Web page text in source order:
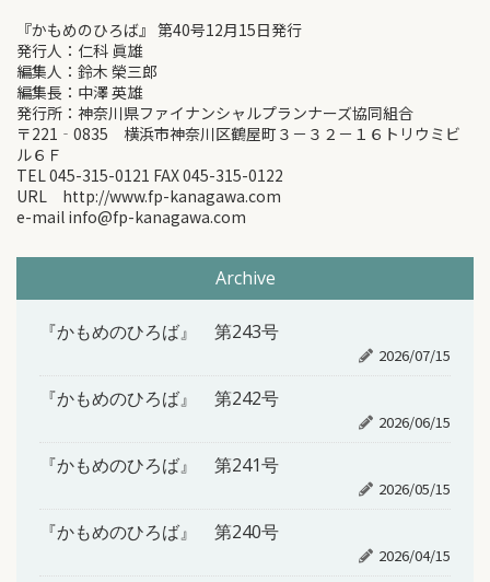
『かもめのひろば』 第40号12月15日発行
発行人：仁科 眞雄
編集人：鈴木 榮三郎
編集長：中澤 英雄
発行所：神奈川県ファイナンシャルプランナーズ協同組合
〒221‐0835 横浜市神奈川区鶴屋町３－３２－１６トリウミビ
ル６Ｆ
TEL 045-315-0121 FAX 045-315-0122
URL http://www.fp-kanagawa.com
e-mail info@fp-kanagawa.com
Archive
『かもめのひろば』 第243号
2026/07/15
『かもめのひろば』 第242号
2026/06/15
『かもめのひろば』 第241号
2026/05/15
『かもめのひろば』 第240号
2026/04/15